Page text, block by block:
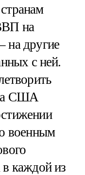
на
на другие
с ней.
США
военным
в каждой из